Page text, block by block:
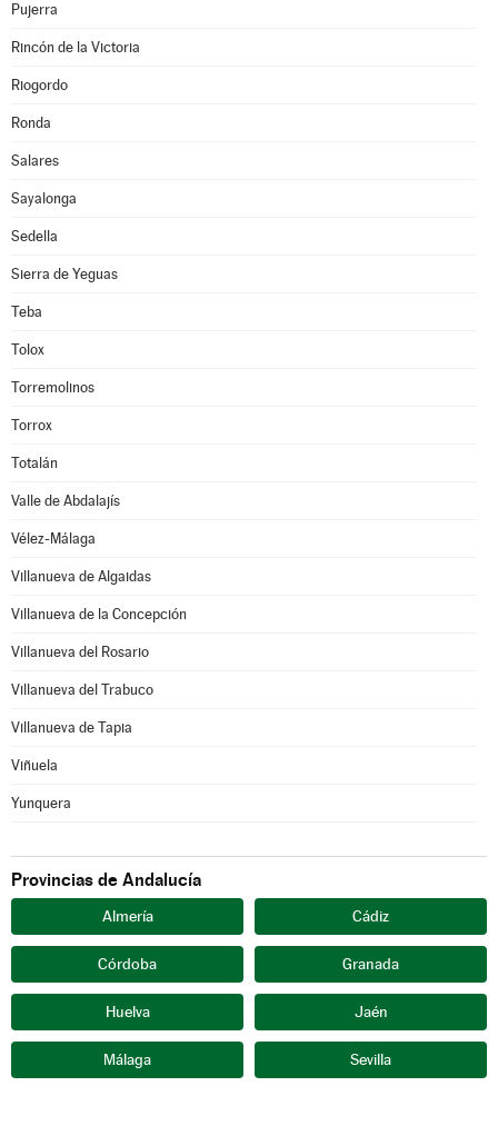
Pujerra
Rincón de la Victoria
Riogordo
Ronda
Salares
Sayalonga
Sedella
Sierra de Yeguas
Teba
Tolox
Torremolinos
Torrox
Totalán
Valle de Abdalajís
Vélez-Málaga
Villanueva de Algaidas
Villanueva de la Concepción
Villanueva del Rosario
Villanueva del Trabuco
Villanueva de Tapia
Viñuela
Yunquera
Provincias de Andalucía
Almería Cádiz
Córdoba Granada
Huelva Jaén
Málaga Sevilla